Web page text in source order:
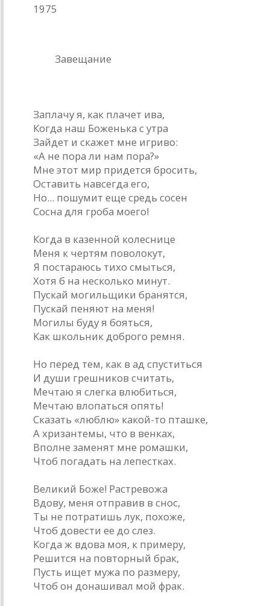
1975
Завещание
Заплачу я, как плачет ива,
Когда наш Боженька с утра
Зайдет и скажет мне игриво:
«А не пора ли нам пора?»
Мне этот мир придется бросить,
Оставить навсегда его,
Но... пошумит еще средь сосен
Сосна для гроба моего!
Когда в казенной колеснице
Меня к чертям поволокут,
Я постараюсь тихо смыться,
Хотя б на несколько минут.
Пускай могильщики бранятся,
Пускай пеняют на меня!
Могилы буду я бояться,
Как школьник доброго ремня.
Но перед тем, как в ад спуститься
И души грешников считать,
Мечтаю я слегка влюбиться,
Мечтаю влопаться опять!
Сказать «люблю» какой-то пташке,
А хризантемы, что в венках,
Вполне заменят мне ромашки,
Чтоб погадать на лепестках.
Великий Боже! Растревожа
Вдову, меня отправив в снос,
Ты не потратишь лук, похоже,
Чтоб довести ее до слез.
Когда ж вдова моя, к примеру,
Решится на повторный брак,
Пусть ищет мужа по размеру,
Чтоб он донашивал мой фрак.